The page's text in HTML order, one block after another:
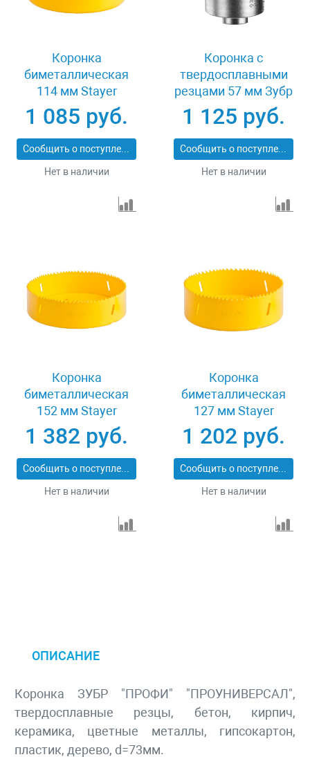
Коронка
биметаллическая
114 мм Stayer
PROFESSIONAL
29547-114
1 085 руб.
Сообщить о поступлении
Нет в наличии
Коронка с
твердосплавными
резцами 57 мм Зубр
ПРОФИ 29514-57
1 125 руб.
Сообщить о поступлении
Нет в наличии
Коронка
биметаллическая
152 мм Stayer
PROFESSIONAL
29547-152
1 382 руб.
Сообщить о поступлении
Нет в наличии
Коронка
биметаллическая
127 мм Stayer
PROFESSIONAL
29547-127
1 202 руб.
Сообщить о поступлении
Нет в наличии
ОПИСАНИЕ
Коронка ЗУБР "ПРОФИ" "ПРОУНИВЕРСАЛ",
твердосплавные резцы, бетон, кирпич,
керамика, цветные металлы, гипсокартон,
пластик, дерево, d=73мм.